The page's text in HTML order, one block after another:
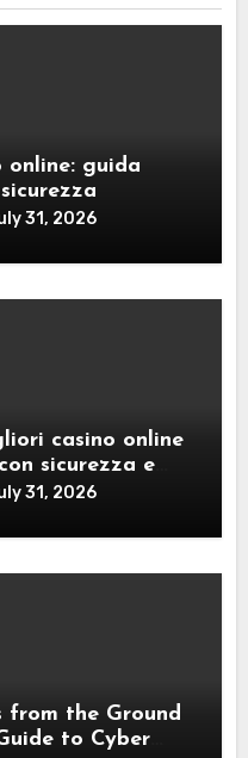
online: guida
31, 2026
casino online
sicurezza e
31, 2026
from the Ground
to Cyber